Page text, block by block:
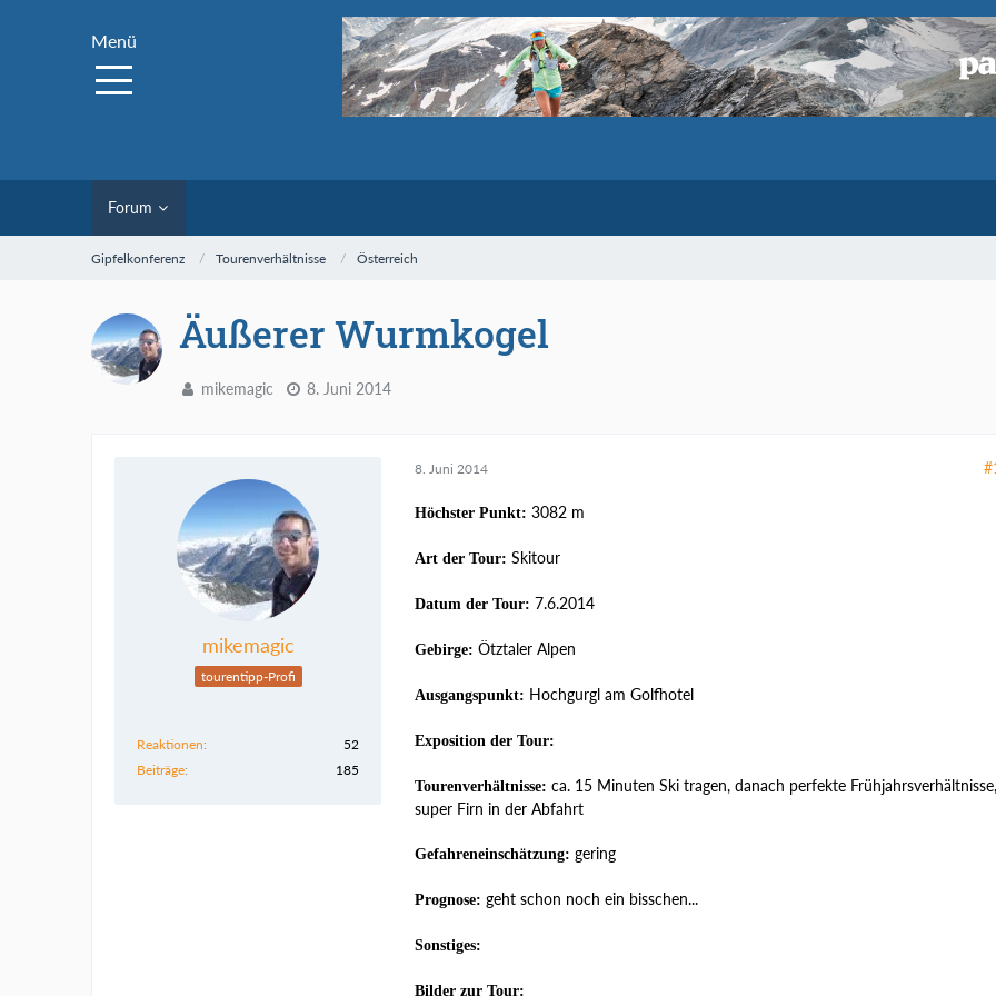
Menü
Forum
Gipfelkonferenz Tourenverhältnisse Österreich
Äußerer Wurmkogel
mikemagic 8. Juni 2014
mikemagic
tourentipp-Profi
Reaktionen
52
Beiträge
185
8. Juni 2014
Höchster Punkt: 3082 m
Art der Tour: Skitour
Datum der Tour: 7.6.2014
Gebirge: Ötztaler Alpen
Ausgangspunkt: Hochgurgl am Golfhotel
Exposition der Tour:
Tourenverhältnisse: ca. 15 Minuten Ski tragen, danach perfekte Frühjahrsverhältnisse,
super Firn in der Abfahrt
Gefahreneinschätzung: gering
Prognose: geht schon noch ein bisschen...
Sonstiges:
Bilder zur Tour: